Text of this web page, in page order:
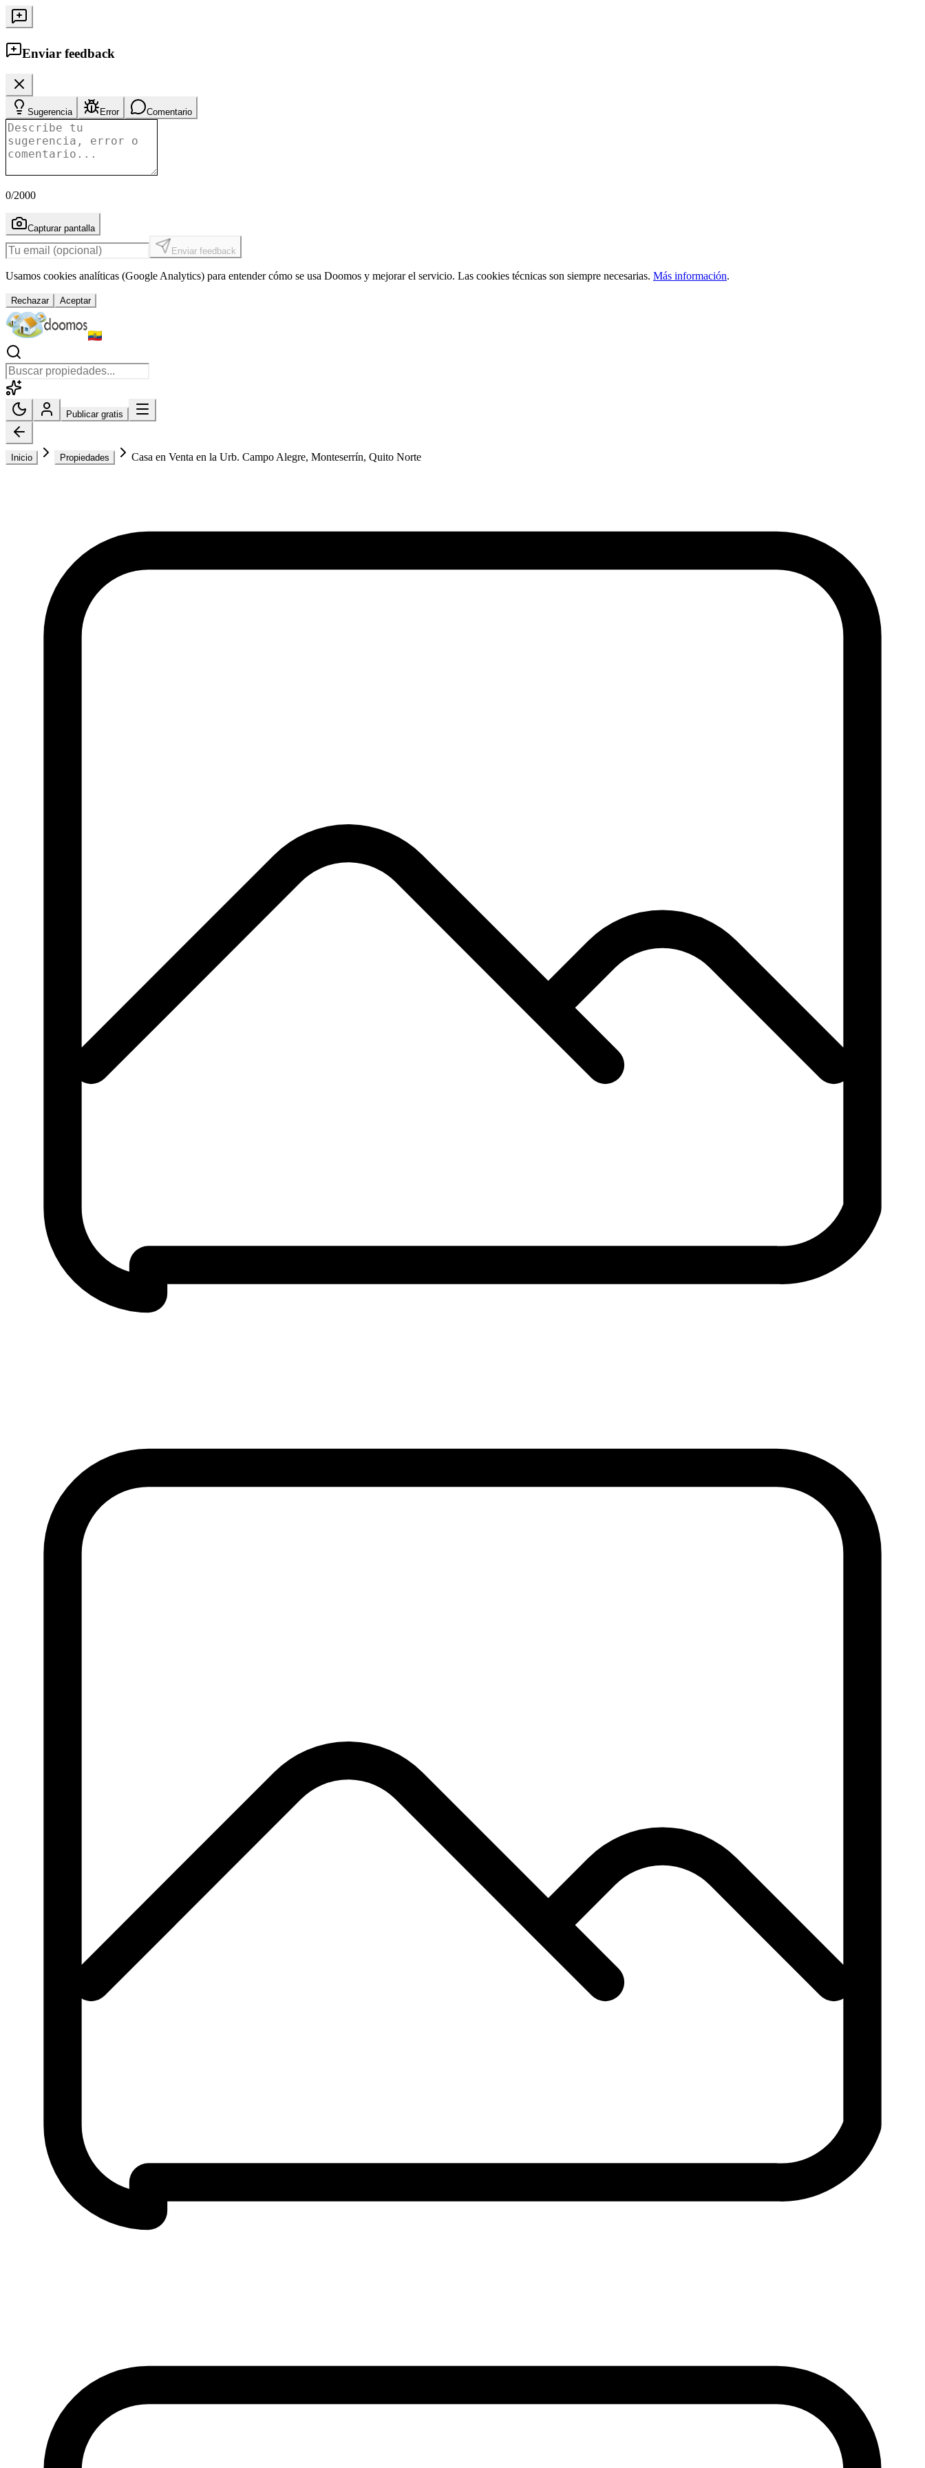
Enviar feedback
Sugerencia Error Comentario
0/2000
Capturar pantalla
Enviar feedback
Usamos cookies analíticas (Google Analytics) para entender cómo se usa Doomos y mejorar el servicio. Las cookies técnicas son siempre necesarias. Más información.
Rechazar Aceptar
Publicar gratis
Inicio Propiedades Casa en Venta en la Urb. Campo Alegre, Monteserrín, Quito Norte